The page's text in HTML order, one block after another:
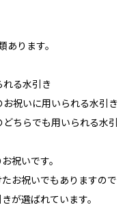
あります。
る水引き
祝いに用いられる水引き
ちらでも用いられる水引
祝いです。
お祝いでもありますので
が選ばれています。